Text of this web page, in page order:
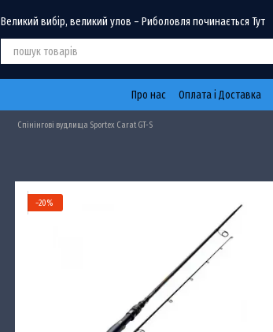
Великий вибір, великий улов – Риболовля починається Тут
Про нас Оплата і Доставка
Спінінгові вудлища Sportex Carat GT-S
−20%